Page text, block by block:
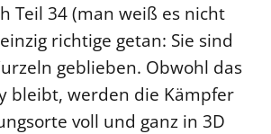
Teil 34 (man weiß es nicht
richtige getan: Sie sind
geblieben. Obwohl das
bleibt, werden die Kämpfer
voll und ganz in 3D